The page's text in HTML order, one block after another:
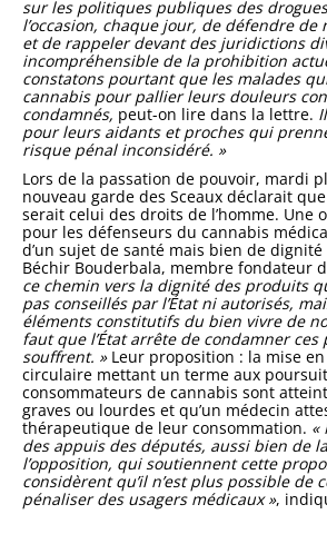
sur les politiques publiques des
l’occasion, chaque jour, de défendre de
et de rappeler devant des juridictions
incompréhensible de la prohibition
constatons pourtant que les malades
cannabis pour pallier leurs douleurs
condamnés, peut-on lire dans la lettre.
pour leurs aidants et proches qui
risque pénal inconsidéré. »
Lors de la passation de pouvoir, mardi
nouveau garde des Sceaux déclarait
serait celui des droits de l’homme. Une
pour les défenseurs du cannabis
d’un sujet de santé mais bien de
Béchir Bouderbala, membre fondateur
ce chemin vers la dignité des produits
pas conseillés par l’État ni autorisés,
éléments constitutifs du bien vivre de
faut que l’État arrête de condamner ces
souffrent. »Leur proposition : la mise en
circulaire mettant un terme aux
consommateurs de cannabis sont
graves ou lourdes et qu’un médecin
thérapeutique de leur consommation. «
des appuis des députés, aussi bien de
l’opposition, qui soutiennent cette
considèrent qu’il n’est plus possible de
pénaliser des usagers médicaux»,